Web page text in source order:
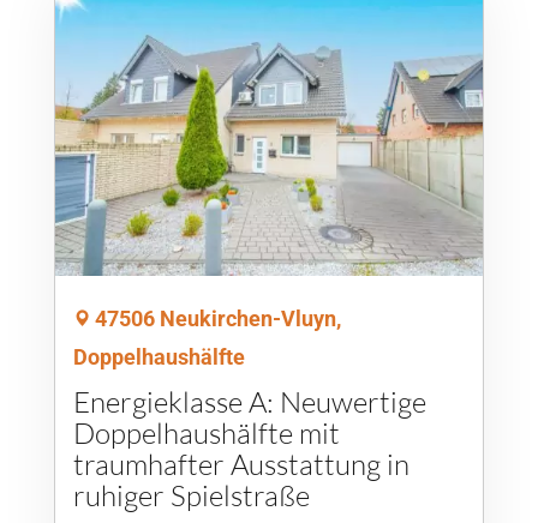
47506 Neukirchen-Vluyn,
Doppelhaushälfte
Energieklasse A: Neuwertige
Doppelhaushälfte mit
traumhafter Ausstattung in
ruhiger Spielstraße